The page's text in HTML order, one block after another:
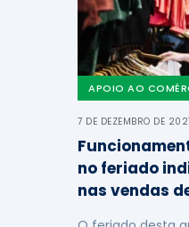
APOIO AO
7 DE DEZEMBRO DE 2021
no feriado
nas vendas